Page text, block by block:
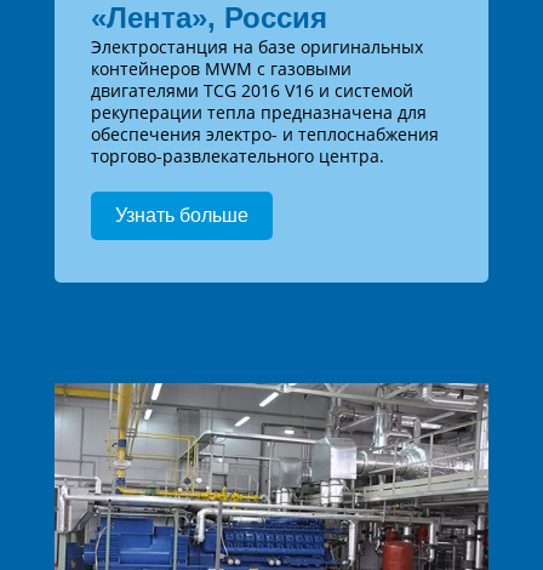
«Лента», Россия
Электростанция на базе оригинальных
контейнеров MWM с газовыми
двигателями TCG 2016 V16 и системой
рекуперации тепла предназначена для
обеспечения электро- и теплоснабжения
торгово-развлекательного центра.
Узнать больше